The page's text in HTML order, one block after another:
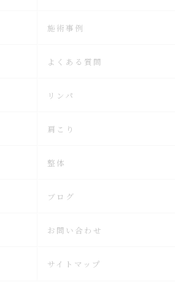
施術事例
よくある質問
リンパ
肩こり
整体
ブログ
お問い合わせ
サイトマップ